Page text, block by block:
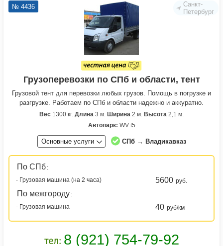
Санкт-
Петербург
№ 4436
Грузоперевозки по СПб и области, тент
Грузовой тент для перевозки любых грузов. Помощь в погрузке и
разгрузке. Работаем по СПб и области надежно и аккуратно.
Вес 1300 кг. Длина 3 м. Ширина 2 м. Высота 2,1 м.
Автопарк: WV t5
Основные услуги СПб → Владикавказ
По СПб :
- Грузовая машина (на 2 часа)
5600 руб.
По межгороду :
- Грузовая машина
40 руб/км